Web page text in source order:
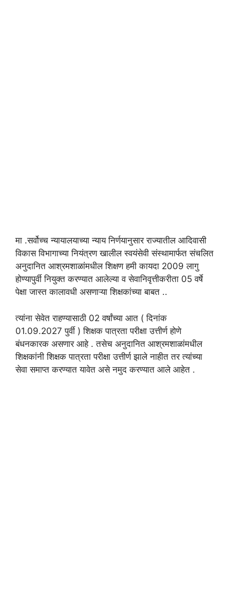
मा .सर्वोच्च न्यायालयाच्या न्याय निर्णयानुसार राज्यातील आदिवासी
विकास विभागाच्या नियंत्रण खालील स्वयंसेवी संस्थामार्फत संचलित
अनुदानित आश्रमशाळांमधील शिक्षण हमी कायदा 2009 लागु
होण्यापुर्वी नियुक्त करण्यात आलेल्या व सेवानिवृत्तीकरीता 05 वर्षे
पेक्षा जास्त कालावधी असणाऱ्या शिक्षकांच्या बाबत ..
त्यांना सेवेत राहण्यासाठी 02 वर्षांच्या आत ( दिनांक
01.09.2027 पुर्वी ) शिक्षक पात्रता परीक्षा उत्तीर्ण होणे
बंधनकारक असणार आहे . तसेच अनुदानित आश्रमशाळांमधील
शिक्षकांनी शिक्षक पात्रता परीक्षा उत्तीर्ण झाले नाहीत तर त्यांच्या
सेवा समाप्त करण्यात यावेत असे नमुद करण्यात आले आहेत .